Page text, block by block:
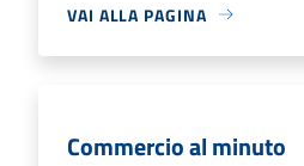
VAI ALLA PAGINA
Commercio al minuto